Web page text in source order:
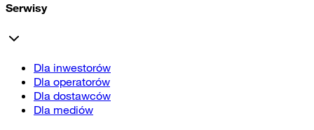
Serwisy
Dla inwestorów
Dla operatorów
Dla dostawców
Dla mediów